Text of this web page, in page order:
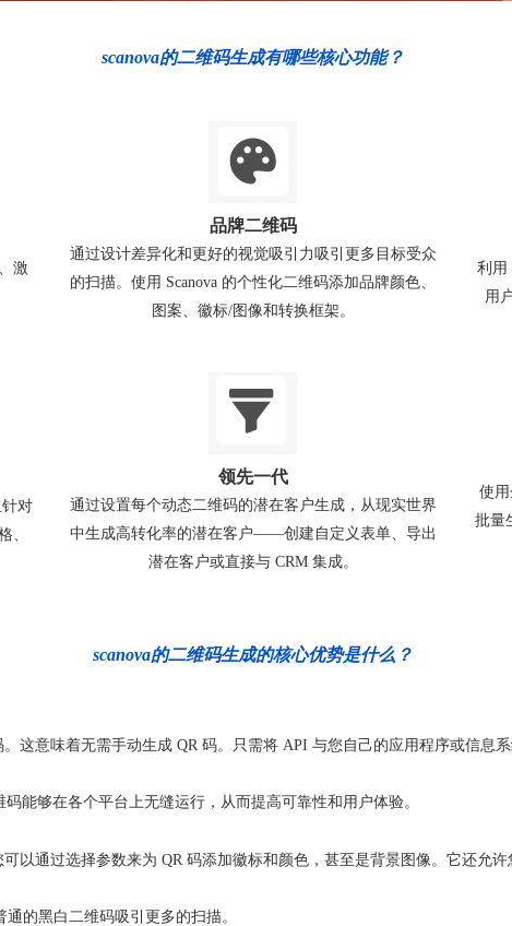
scanova的二维码生成有哪些核心功能？
激
品牌二维码
通过设计差异化和更好的视觉吸引力吸引更多目标受众
的扫描。使用 Scanova 的个性化二维码添加品牌颜色、
图案、徽标/图像和转换框架。
利用
用
针对
、
领先一代
通过设置每个动态二维码的潜在客户生成，从现实世界
中生成高转化率的潜在客户——创建自定义表单、导出
潜在客户或直接与 CRM 集成。
使
批量
scanova的二维码生成的核心优势是什么？
这意味着无需手动生成 QR 码。只需将 API 与您自己的应用程序或信息
能够在各个平台上无缝运行，从而提高可靠性和用户体验。
可以通过选择参数来为 QR 码添加徽标和颜色，甚至是背景图像。它还允
的黑白二维码吸引更多的扫描。